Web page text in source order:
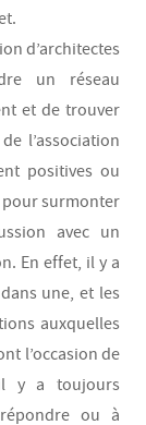
d’architectes
un réseau
et de trouver
l’association
positives ou
pour surmonter
avec un
En effet, il y a
une, et les
auxquelles
l’occasion de
y a toujours
ou à